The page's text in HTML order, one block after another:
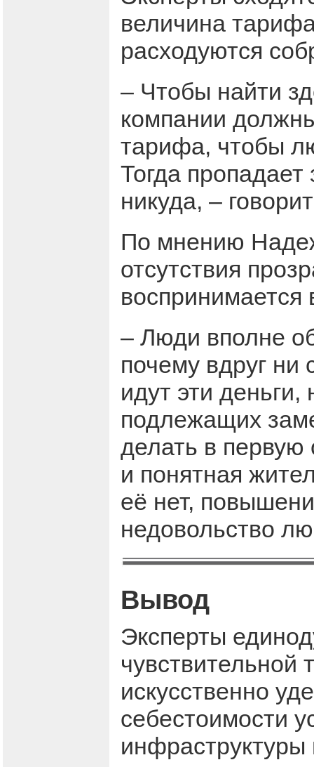
величина
расходуются
– Чтобы найти
компании
тарифа, чтобы
Тогда
никуда, –
По мнению
отсутствия
воспринимается
– Люди вполне
почему вдруг ни
идут эти
подлежащих
делать в первую
и понятная
её нет,
недовольство
Вывод
Эксперты
чувствительной
искусственно
себестоимости